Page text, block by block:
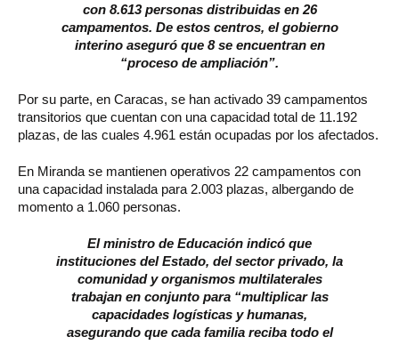
con 8.613 personas distribuidas en 26
campamentos. De estos centros, el gobierno
interino aseguró que 8 se encuentran en
“proceso de ampliación”.
Por su parte, en Caracas, se han activado 39 campamentos
transitorios que cuentan con una capacidad total de 11.192
plazas, de las cuales 4.961 están ocupadas por los afectados.
En Miranda se mantienen operativos 22 campamentos con
una capacidad instalada para 2.003 plazas, albergando de
momento a 1.060 personas.
El ministro de Educación indicó que
instituciones del Estado, del sector privado, la
comunidad y organismos multilaterales
trabajan en conjunto para “multiplicar las
capacidades logísticas y humanas,
asegurando que cada familia reciba todo el